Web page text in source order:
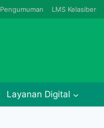
Pengumuman LMS Kelasiber
Layanan Digital